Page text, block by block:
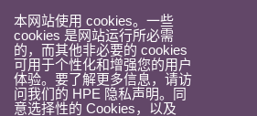
本网站使用 cookies。一些
cookies 是网站运行所必需
的，而其他非必要的 cookies
可用于个性化和增强您的用户
体验。要了解更多信息，请访
问我们的 HPE 隐私声明。同
意选择性的 Cookies，以及